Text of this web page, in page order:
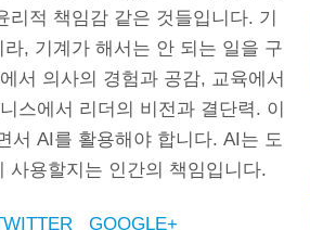
리적 책임감 같은 것들입니다. 기
, 기계가 해서는 안 되는 일을 구
서 의사의 경험과 공감, 교육에서
스에서 리더의 비전과 결단력. 이
서 AI를 활용해야 합니다. AI는 도
사용할지는 인간의 책임입니다.
GOOGLE+